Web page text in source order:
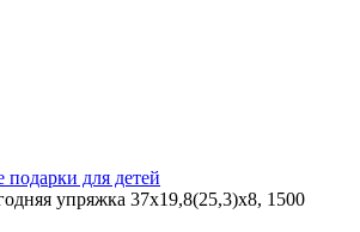
для детей
упряжка 37х19,8(25,3)х8, 1500